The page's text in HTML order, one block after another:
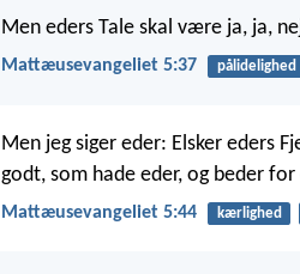
Men eders Tale skal være ja, ja,
Mattæusevangeliet 5:37 pålidelighed
Men jeg siger eder: Elsker eders
godt, som hade eder, og beder
Mattæusevangeliet 5:44 kærlighed